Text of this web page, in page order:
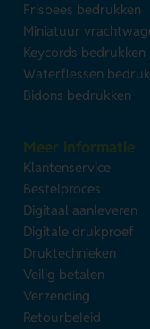
Frisbees bedrukken
Miniatuur
Keycords bedrukken
Waterflessen
Bidons bedrukken
Meer informatie
Klantenservice
Bestelproces
Digitaal aanleveren
Digitale drukproef
Druktechnieken
Veilig betalen
Verzending
Retourbeleid